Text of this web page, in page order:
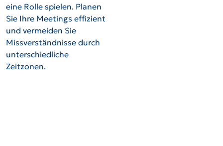
eine Rolle spielen. Planen
Sie Ihre Meetings effizient
und vermeiden Sie
Missverständnisse durch
unterschiedliche
Zeitzonen.